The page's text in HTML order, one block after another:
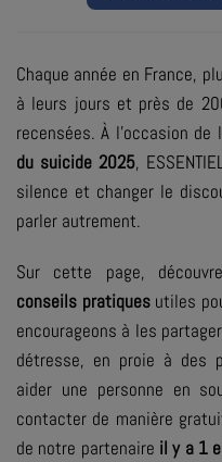
Chaque année en France,
à leurs jours et près de
recensées. À l’occasion de
du suicide 2025,
silence et changer le
parler autrement.
Sur cette page,
conseils pratiquesutiles
encourageons à les
détresse, en proie à des
aider une personne en
contacter de manière
de notre partenaire il y a 1